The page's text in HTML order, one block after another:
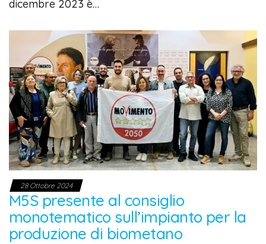
dicembre 2023 è…
28 Ottobre 2024
M5S presente al consiglio
monotematico sull’impianto per la
produzione di biometano